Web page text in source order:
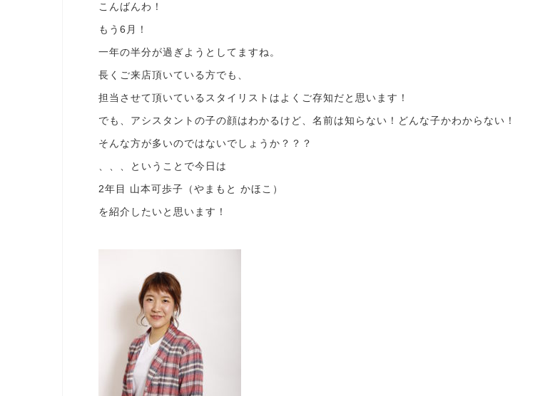
こんばんわ！
もう6月！
一年の半分が過ぎようとしてますね。
長くご来店頂いている方でも、
担当させて頂いているスタイリストはよくご存知だと思います！
でも、アシスタントの子の顔はわかるけど、名前は知らない！どんな子かわからない！
そんな方が多いのではないでしょうか？？？
、、、ということで今日は
2年目 山本可歩子（やまもと かほこ）
を紹介したいと思います！